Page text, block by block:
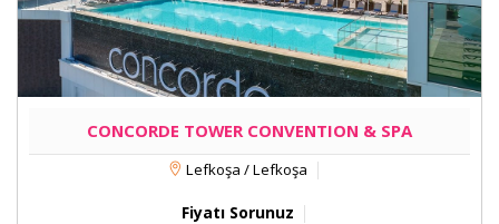
CONCORDE TOWER CONVENTION & SPA
Lefkoşa / Lefkoşa
Fiyatı Sorunuz